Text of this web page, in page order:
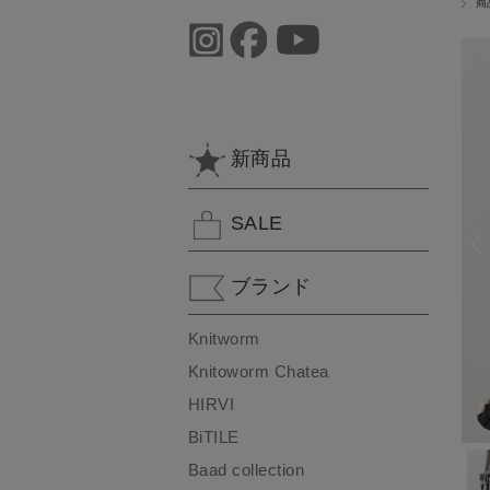
商
新商品
SALE
ブランド
Knitworm
Knitoworm Chatea
HIRVI
BiTILE
Baad collection